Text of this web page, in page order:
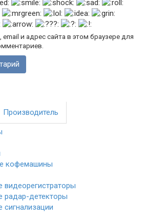
и адрес сайта в этом браузере для
Производитель
кофемашины
радар-детекторы